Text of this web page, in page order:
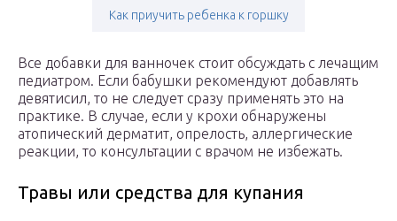
Как приучить ребенка к горшку
Все добавки для ванночек стоит обсуждать с лечащим
педиатром. Если бабушки рекомендуют добавлять
девятисил, то не следует сразу применять это на
практике. В случае, если у крохи обнаружены
атопический дерматит, опрелость, аллергические
реакции, то консультации с врачом не избежать.
Травы или средства для купания